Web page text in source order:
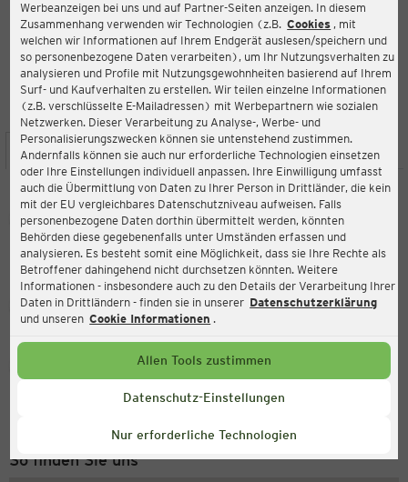
Werbeanzeigen bei uns und auf Partner-Seiten anzeigen. In diesem
Zusammenhang verwenden wir Technologien (z.B. Cookies , mit
welchen wir Informationen auf Ihrem Endgerät auslesen/speichern und
so personenbezogene Daten verarbeiten), um Ihr Nutzungsverhalten zu
analysieren und Profile mit Nutzungsgewohnheiten basierend auf Ihrem
Surf- und Kaufverhalten zu erstellen. Wir teilen einzelne Informationen
(z.B. verschlüsselte E-Mailadressen) mit Werbepartnern wie sozialen
Netzwerken. Dieser Verarbeitung zu Analyse-, Werbe- und
Personalisierungszwecken können sie untenstehend zustimmen.
Andernfalls können sie auch nur erforderliche Technologien einsetzen
oder Ihre Einstellungen individuell anpassen. Ihre Einwilligung umfasst
auch die Übermittlung von Daten zu Ihrer Person in Drittländer, die kein
mit der EU vergleichbares Datenschutzniveau aufweisen. Falls
personenbezogene Daten dorthin übermittelt werden, könnten
Behörden diese gegebenenfalls unter Umständen erfassen und
analysieren. Es besteht somit eine Möglichkeit, dass sie Ihre Rechte als
Betroffener dahingehend nicht durchsetzen könnten. Weitere
Informationen - insbesondere auch zu den Details der Verarbeitung Ihrer
Daten in Drittländern - finden sie in unserer Datenschutzerklärung
und unseren Cookie Informationen .
Allen Tools zustimmen
Datenschutz-Einstellungen
Nur erforderliche Technologien
ERNSTING'S FAMILY FILIALE
Richtweg 60
90530 Wendelstein
4,6
Bewertung:
STANDORT SERVICES SORTIMENT AKTIONEN
Ernsting's family
Richtweg 60, 90530 Wendelstein
Aktuell:
Geschlossen
Service Hotline
+49 (0) 2546 / 98 999 98
So finden Sie uns